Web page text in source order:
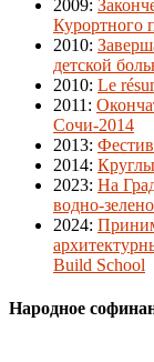
2009:
Курортного
2010:
детской
2010: Le
2011 :
Сочи-2014
2013:
2014:
2023: На
водно-
2024:
Build School
Народное